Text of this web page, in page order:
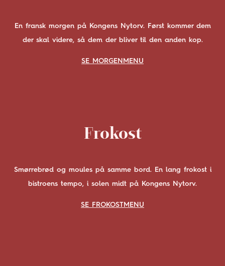
En fransk morgen på Kongens Nytorv. Først kommer dem
der skal videre, så dem der bliver til den anden kop.
SE MORGENMENU
Frokost
Smørrebrød og moules på samme bord. En lang frokost i
bistroens tempo, i solen midt på Kongens Nytorv.
SE FROKOSTMENU